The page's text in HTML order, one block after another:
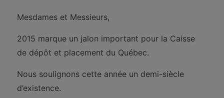
Mesdames et Messieurs,
2015 marque un jalon important pour la Caisse
de dépôt et placement du Québec.
Nous soulignons cette année un demi-siècle
d’existence.